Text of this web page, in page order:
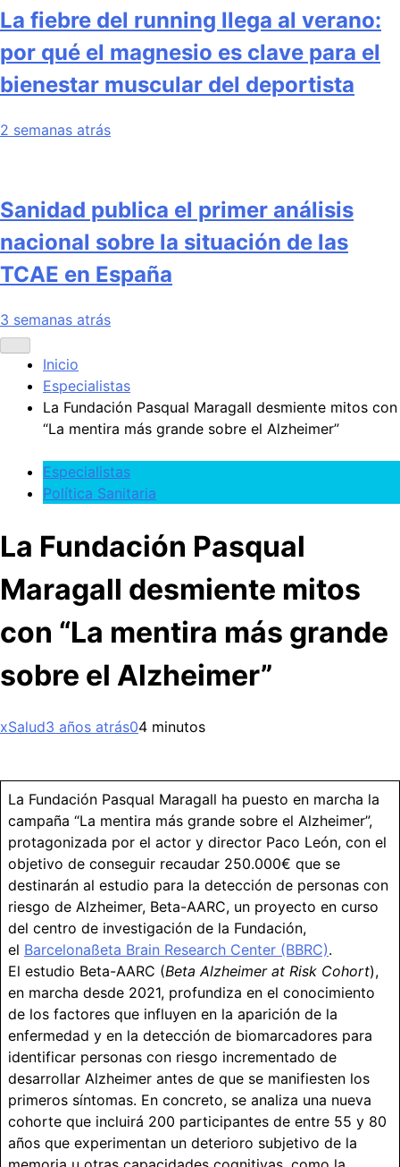
La fiebre del running llega al verano:
por qué el magnesio es clave para el
bienestar muscular del deportista
2 semanas atrás
Sanidad publica el primer análisis
nacional sobre la situación de las
TCAE en España
3 semanas atrás
Inicio
Especialistas
La Fundación Pasqual Maragall desmiente mitos con
“La mentira más grande sobre el Alzheimer”
Especialistas
Política Sanitaria
La Fundación Pasqual
Maragall desmiente mitos
con “La mentira más grande
sobre el Alzheimer”
xSalud3 años atrás04 minutos
La Fundación Pasqual Maragall ha puesto en marcha la
campaña “La mentira más grande sobre el Alzheimer”,
protagonizada por el actor y director Paco León, con el
objetivo de conseguir recaudar 250.000€ que se
destinarán al estudio para la detección de personas con
riesgo de Alzheimer, Beta-AARC, un proyecto en curso
del centro de investigación de la Fundación,
el Barcelonaßeta Brain Research Center (BBRC).
El estudio Beta-AARC (Beta Alzheimer at Risk Cohort),
en marcha desde 2021, profundiza en el conocimiento
de los factores que influyen en la aparición de la
enfermedad y en la detección de biomarcadores para
identificar personas con riesgo incrementado de
desarrollar Alzheimer antes de que se manifiesten los
primeros síntomas. En concreto, se analiza una nueva
cohorte que incluirá 200 participantes de entre 55 y 80
años que experimentan un deterioro subjetivo de la